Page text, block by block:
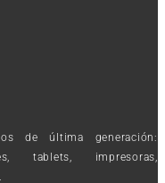
de última generación:
tablets, impresoras,